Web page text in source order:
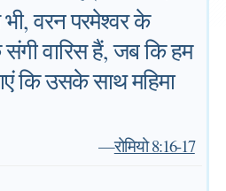
भी, वरन परमेश्वर के
वारिस हैं, जब कि हम
कि उसके साथ महिमा
—रोमियो 8:16-17